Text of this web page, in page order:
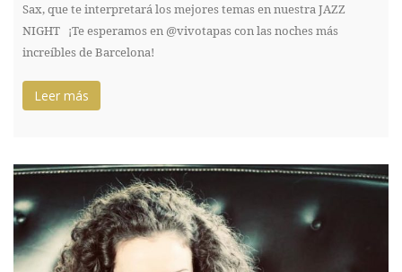
Sax, que te interpretará los mejores temas en nuestra JAZZ
NIGHT ¡Te esperamos en @vivotapas con las noches más
increíbles de Barcelona!
Leer más